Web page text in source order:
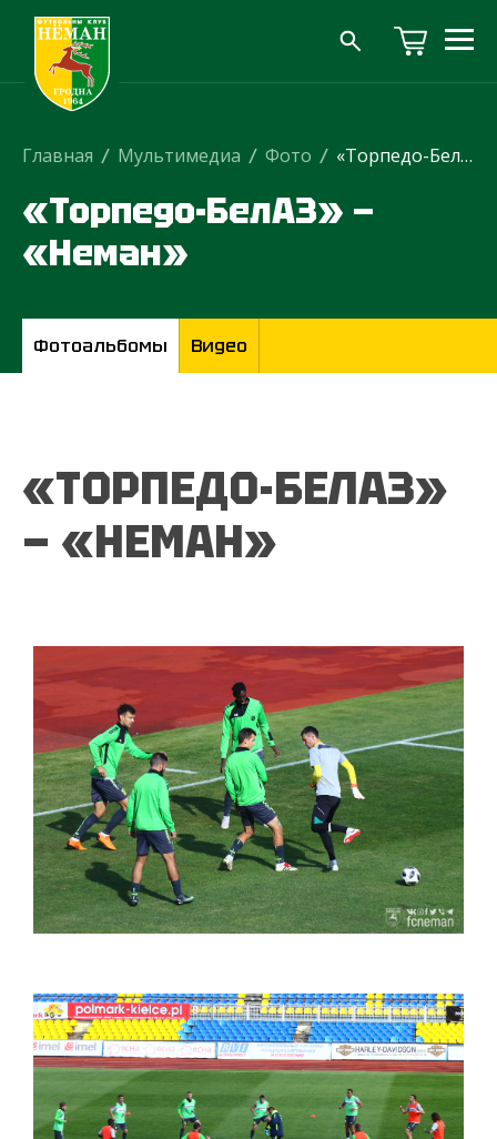
Главная / Мультимедиа / Фото / «Торпедо-БелАЗ» — «Неман»
«Торпедо-БелАЗ» —
«Неман»
Фотоальбомы Видео
«ТОРПЕДО-БЕЛАЗ»
— «НЕМАН»